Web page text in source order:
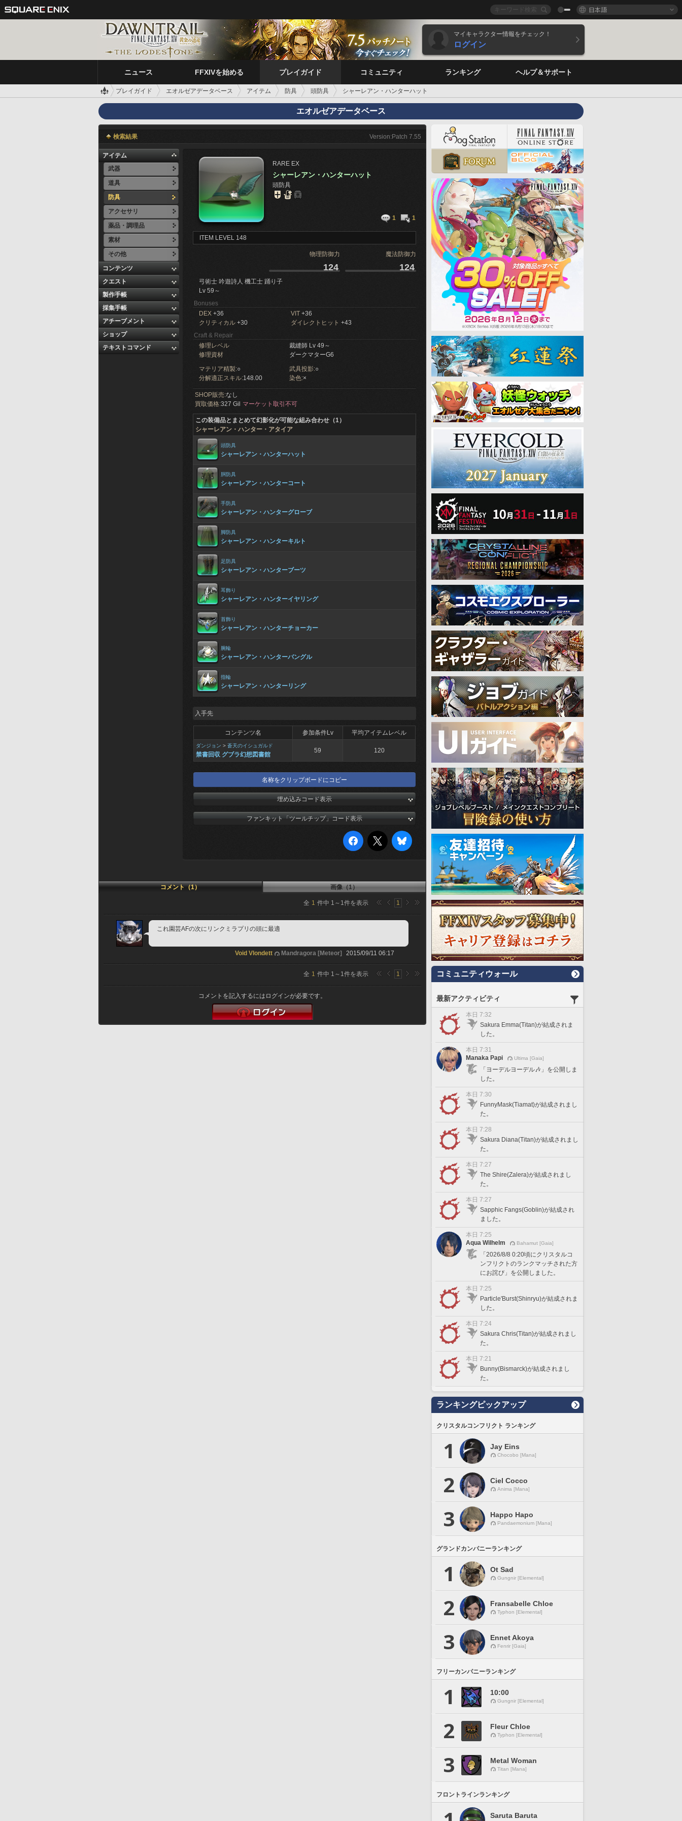
日本語
マイキャラクター情報をチェック！
ログイン
ニュース FFXIVを始める プレイガイド コミュニティ ランキング ヘルプ＆サポート
プレイガイド エオルゼアデータベース アイテム 防具 頭防具 シャーレアン・ハンターハット
エオルゼアデータベース
検索結果 Version:Patch 7.55
アイテム
武器
道具
防具
アクセサリ
薬品・調理品
素材
その他
コンテンツ
クエスト
製作手帳
採集手帳
アチーブメント
ショップ
テキストコマンド
RARE EX
シャーレアン・ハンターハット
頭防具
1 1
ITEM LEVEL 148
物理防御力 魔法防御力
124 124
弓術士 吟遊詩人 機工士 踊り子
Lv 59～
Bonuses
DEX +36 VIT +36
クリティカル +30 ダイレクトヒット +43
Craft & Repair
修理レベル
裁縫師 Lv 49～
修理資材
ダークマターG6
マテリア精製:○ 武具投影:○
分解適正スキル:148.00 染色:×
SHOP販売:なし
買取価格:327 Gil マーケット取引不可
この装備品とまとめて幻影化が可能な組み合わせ（1）
シャーレアン・ハンター・アタイア
頭防具
シャーレアン・ハンターハット
胴防具
シャーレアン・ハンターコート
手防具
シャーレアン・ハンターグローブ
脚防具
シャーレアン・ハンターキルト
足防具
シャーレアン・ハンターブーツ
耳飾り
シャーレアン・ハンターイヤリング
首飾り
シャーレアン・ハンターチョーカー
腕輪
シャーレアン・ハンターバングル
指輪
シャーレアン・ハンターリング
入手先
コンテンツ名 参加条件Lv 平均アイテムレベル
ダンジョン > 蒼天のイシュガルド
禁書回収 グブラ幻想図書館
59 120
名称をクリップボードにコピー
埋め込みコード表示
ファンキット「ツールチップ」コード表示
コメント（1） 画像（1）
全 1 件中 1 ～ 1件を表示 1
これ園芸AFの次にリンクミラプリの頭に最適
Void Vlondett Mandragora [Meteor] 2015/09/11 06:17
全 1 件中 1 ～ 1件を表示 1
コメントを記入するにはログインが必要です。
コミュニティウォール
最新アクティビティ
本日 7:32
Sakura Emma(Titan)が結成されま
した。
本日 7:31
Manaka Papi
Ultima [Gaia]
「ヨーデルヨーデル🎶」を公開しま
した。
本日 7:30
FunnyMask(Tiamat)が結成されまし
た。
本日 7:28
Sakura Diana(Titan)が結成されまし
た。
本日 7:27
The Shire(Zalera)が結成されまし
た。
本日 7:27
Sapphic Fangs(Goblin)が結成され
ました。
本日 7:25
Aqua Wilhelm
Bahamut [Gaia]
「2026/8/8 0:20頃にクリスタルコ
ンフリクトのランクマッチされた方
にお詫び」を公開しました。
本日 7:25
Particle'Burst(Shinryu)が結成されま
した。
本日 7:24
Sakura Chris(Titan)が結成されまし
た。
本日 7:21
Bunny(Bismarck)が結成されまし
た。
ランキングピックアップ
クリスタルコンフリクト ランキング
1 Jay Eins
Chocobo [Mana]
2 Ciel Cocco
Anima [Mana]
3 Happo Hapo
Pandaemonium [Mana]
グランドカンパニーランキング
1 Ot Sad
Gungnir [Elemental]
2 Fransabelle Chloe
Typhon [Elemental]
3 Ennet Akoya
Fenrir [Gaia]
フリーカンパニーランキング
1 10:00
Gungnir [Elemental]
2 Fleur Chloe
Typhon [Elemental]
3 Metal Woman
Titan [Mana]
フロントラインランキング
Saruta Baruta